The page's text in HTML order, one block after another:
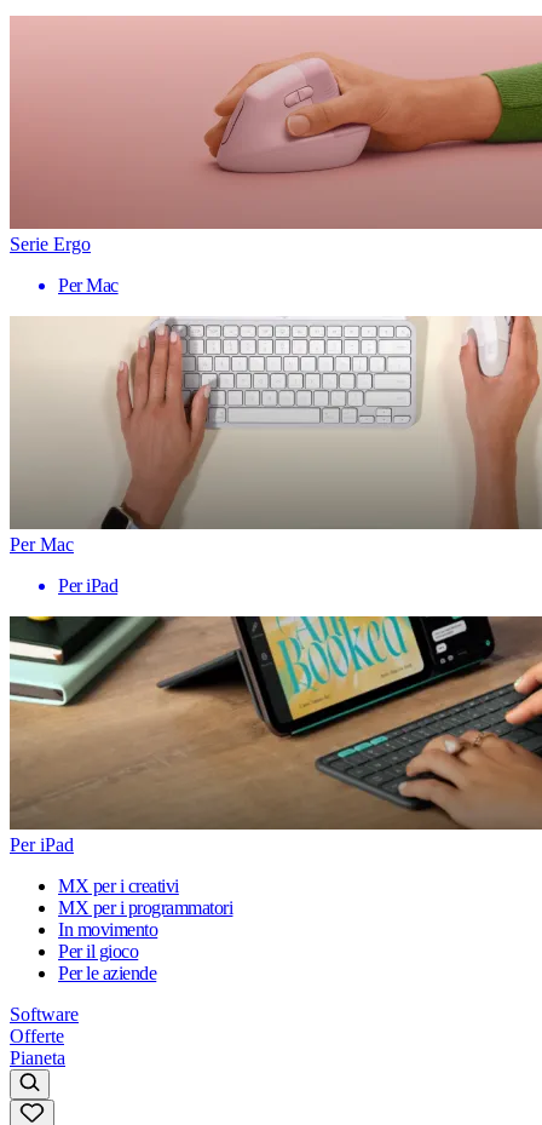
Serie Ergo
Per Mac
Per Mac
Per iPad
Per iPad
MX per i creativi
MX per i programmatori
In movimento
Per il gioco
Per le aziende
Software
Offerte
Pianeta